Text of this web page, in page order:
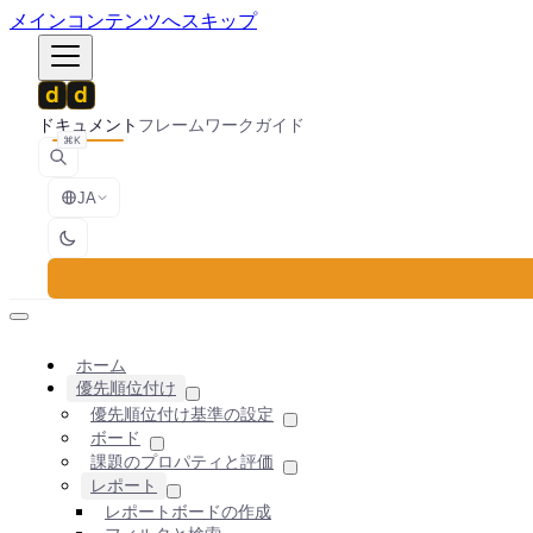
メインコンテンツへスキップ
ドキュメント フレームワークガイド
⌘K
JA
ホーム
優先順位付け
優先順位付け基準の設定
ボード
課題のプロパティと評価
レポート
レポートボードの作成